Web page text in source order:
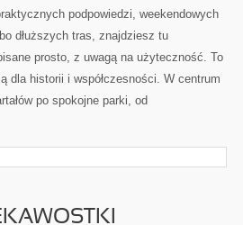
podpowiedzi, weekendowych
dłuższych tras, znajdziesz tu
prosto, z uwagą na użyteczność. To
dla historii i współczesności. W centrum
po spokojne parki, od